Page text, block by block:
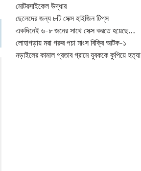
মোটরসাইকেল উদ্ধার
ছেলেদের জন্য ৮টি সেক্স হাইজিন টিপ্‌স
একদিনেই ৬-৮ জনের সাথে সেক্স করতে হয়েছে…
লোহাগড়ায় মরা গরুর পচা মাংস বিক্রি আটক-১
নড়াইলের কামাল প্রতাব গ্রামে যুবককে কুপিয়ে হত্যা